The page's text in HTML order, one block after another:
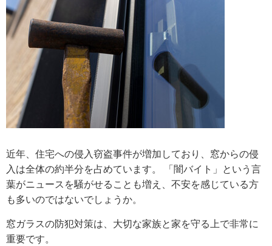
近年、住宅への侵入窃盗事件が増加しており、窓からの侵
入は全体の約半分を占めています。 「闇バイト」という言
葉がニュースを騒がせることも増え、不安を感じている方
も多いのではないでしょうか。
窓ガラスの防犯対策は、大切な家族と家を守る上で非常に
重要です。